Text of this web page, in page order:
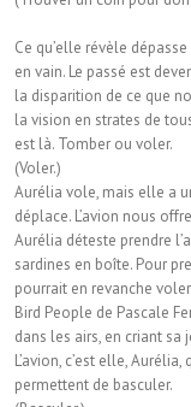
Ce qu’elle révèle
en vain. Le passé est
la disparition de ce que
la vision en strates de
est là. Tomber ou voler.
(Voler.)
Aurélia vole, mais elle a
déplace. L’avion nous
Aurélia déteste prendre
sardines en boîte. Pour
pourrait en revanche
Bird People de Pascale
dans les airs, en criant sa
L’avion, c’est elle,
permettent de basculer.